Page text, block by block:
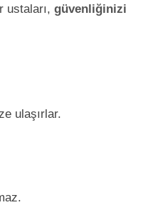
ustaları, güvenliğinizi
ulaşırlar.